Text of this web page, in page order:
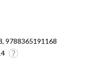
9788365191168